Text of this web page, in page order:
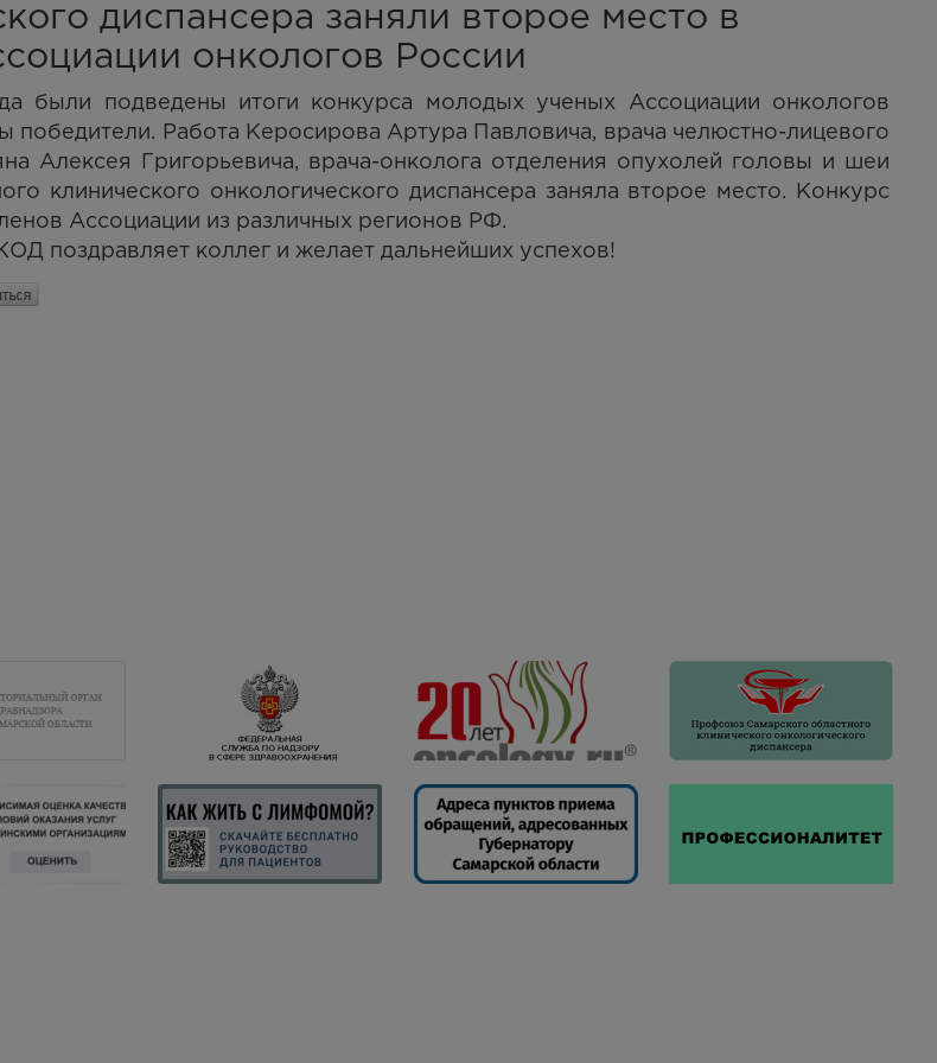
диспансера заняли второе место в
онкологов России
были подведены итоги конкурса молодых ученых Ассоциации онкологов
победители. Работа Керосирова Артура Павловича, врача челюстно-лицевого
Алексея Григорьевича, врача-онколога отделения опухолей головы и шеи
клинического онкологического диспансера заняла второе место. Конкурс
Ассоциации из различных регионов РФ.
поздравляет коллег и желает дальнейших успехов!